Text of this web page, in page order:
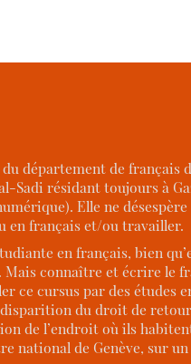
département de français
Sadi résidant toujours à
Elle ne désespère
en français et/ou travailler.
en français, bien
connaître et écrire le
cursus par des études
disparition du droit de
de l’endroit où ils
national de Genève, sur